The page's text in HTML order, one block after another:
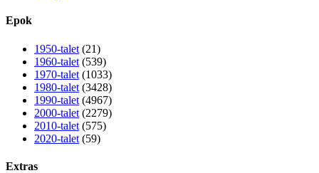
Epok
1950-talet (21)
1960-talet (539)
1970-talet (1033)
1980-talet (3428)
1990-talet (4967)
2000-talet (2279)
2010-talet (575)
2020-talet (59)
Extras